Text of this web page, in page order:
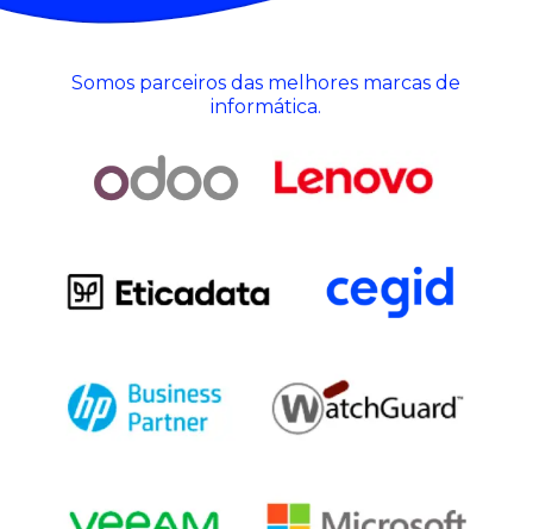
Somos parceiros das melhores marcas de
informática.